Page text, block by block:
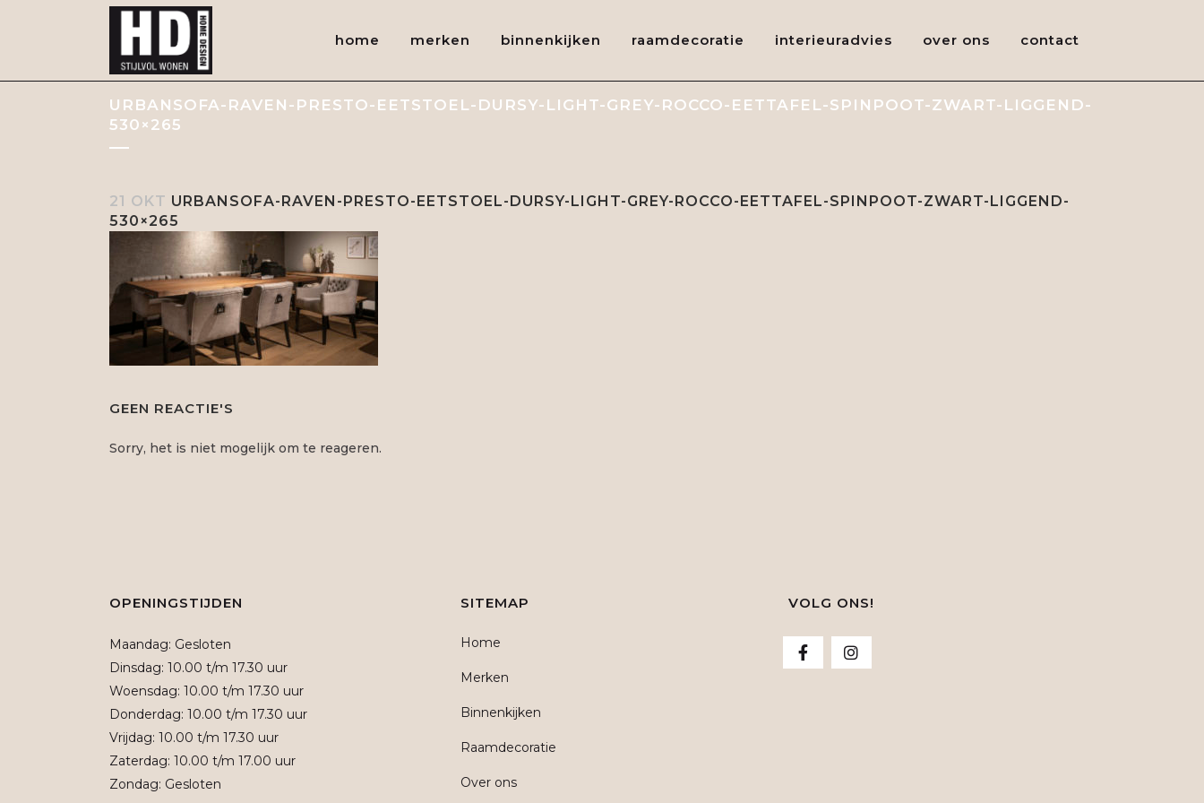
home merken binnenkijken raamdecoratie interieuradvies over ons contact
URBANSOFA-RAVEN-PRESTO-EETSTOEL-DURSY-LIGHT-GREY-ROCCO-EETTAFEL-SPINPOOT-ZWART-LIGGEND-
530×265
21 OKT URBANSOFA-RAVEN-PRESTO-EETSTOEL-DURSY-LIGHT-GREY-ROCCO-EETTAFEL-SPINPOOT-ZWART-LIGGEND-
530×265
GEEN REACTIE'S
Sorry, het is niet mogelijk om te reageren.
OPENINGSTIJDEN
Maandag: Gesloten
Dinsdag: 10.00 t/m 17.30 uur
Woensdag: 10.00 t/m 17.30 uur
Donderdag: 10.00 t/m 17.30 uur
Vrijdag: 10.00 t/m 17.30 uur
Zaterdag: 10.00 t/m 17.00 uur
Zondag: Gesloten
SITEMAP
Home
Merken
Binnenkijken
Raamdecoratie
Over ons
VOLG ONS!